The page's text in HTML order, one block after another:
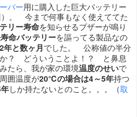
バー用に購入した巨大バッテリー
）。 今まで何事もなく使えててた
リー寿命を知らせるブザーが鳴り
命バッテリーを謳ってる製品なの
2年と数ヶ月でした。 公称値の半分
か？ どういうことよ！？ と鼻息
たら、我が家の環境温度のせいで
囲温度が20℃の場合は4～5年持つ
しか持たないとのこと。。。（取